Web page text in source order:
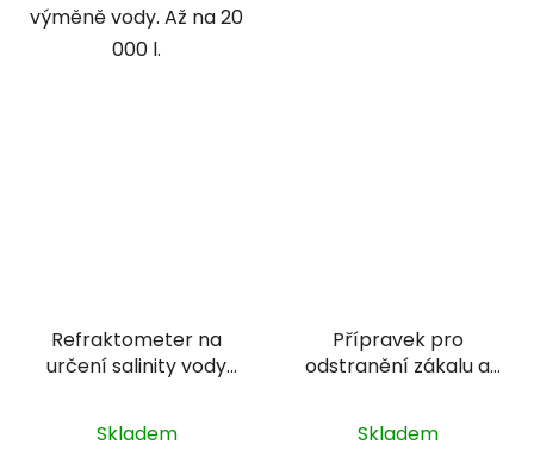
výměně vody. Až na 20
000 l.
Refraktometer na
určení salinity vody
Skladem
Přípravek pro
odstranění zákalu a
Skladem